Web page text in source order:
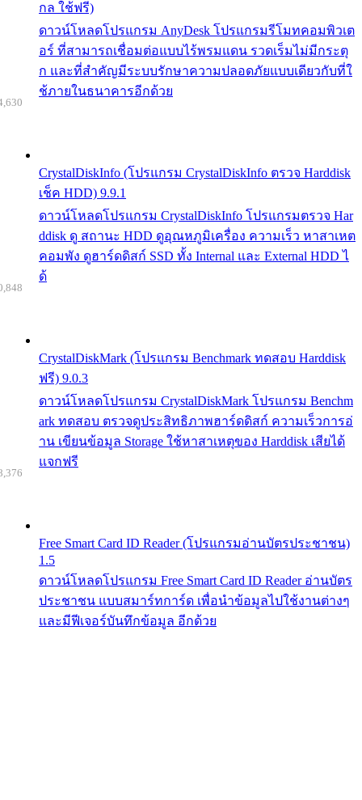
กล ใช้ฟรี)
ดาวน์โหลดโปรแกรม AnyDesk โปรแกรมรีโมทคอมพิวเต
อร์ ที่สามารถเชื่อมต่อแบบไร้พรมแดน รวดเร็มไม่มีกระตุ
ก และที่สำคัญมีระบบรักษาความปลอดภัยแบบเดียวกับที่ใ
ช้ภายในธนาคารอีกด้วย
CrystalDiskInfo (โปรแกรม CrystalDiskInfo ตรวจ Harddisk
เช็ค HDD) 9.9.1
ดาวน์โหลดโปรแกรม CrystalDiskInfo โปรแกรมตรวจ Har
ddisk ดู สถานะ HDD ดูอุณหภูมิเครื่อง ความเร็ว หาสาเหต
คอมพัง ดูฮาร์ดดิสก์ SSD ทั้ง Internal และ External HDD ไ
ด้
CrystalDiskMark (โปรแกรม Benchmark ทดสอบ Harddisk
ฟรี) 9.0.3
ดาวน์โหลดโปรแกรม CrystalDiskMark โปรแกรม Benchm
ark ทดสอบ ตรวจดูประสิทธิภาพฮาร์ดดิสก์ ความเร็วการอ่
าน เขียนข้อมูล Storage ใช้หาสาเหตุของ Harddisk เสียได้
แจกฟรี
Free Smart Card ID Reader (โปรแกรมอ่านบัตรประชาชน)
1.5
ดาวน์โหลดโปรแกรม Free Smart Card ID Reader อ่านบัตร
ประชาชน แบบสมาร์ทการ์ด เพื่อนำข้อมูลไปใช้งานต่างๆ
และมีฟีเจอร์บันทึกข้อมูล อีกด้วย